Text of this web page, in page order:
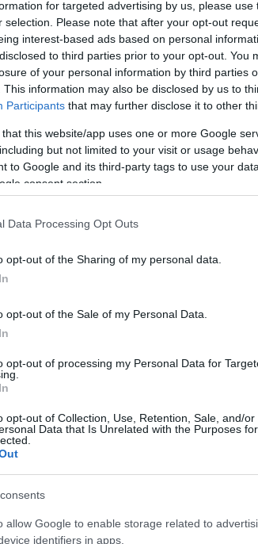
for targeted advertising by us, please
selection. Please note that after your opt-out
interest-based ads based on personal
to third parties prior to your opt-out. You
of your personal information by third parties
This information may also be disclosed by us to
Participants that may further disclose it to other
that this website/app uses one or more Google
but not limited to your visit or usage
to Google and its third-party tags to use your
consent section.
Data Processing Opt Outs
opt-out of the Sharing of my personal data.
opt-out of the Sale of my Personal Data.
opt-out of processing my Personal Data for
opt-out of Collection, Use, Retention, Sale, and/or
Data that Is Unrelated with the Purposes
allow Google to enable storage related to
identifiers in apps.
és nagyon erős vonzalom van köztetek,
a szívedet is. Ha a te párod is mélyen a
ember vagy.
szeretnék helyezni magukat a
is, akik elkerülnek mindenféle
A legjobb dolog, amit ilyenkor
A tökéletes férfi megfelelő módon tudja
empatikus énjével. Az ilyen férfiak jószívűek,
korán érnek szexuálisan. Azonban,
aktív, akkor nagy valószínűséggel a
nem nevetsz vagy mosolyogsz, akkor a
Egy ilyen ember mellett egész életedet